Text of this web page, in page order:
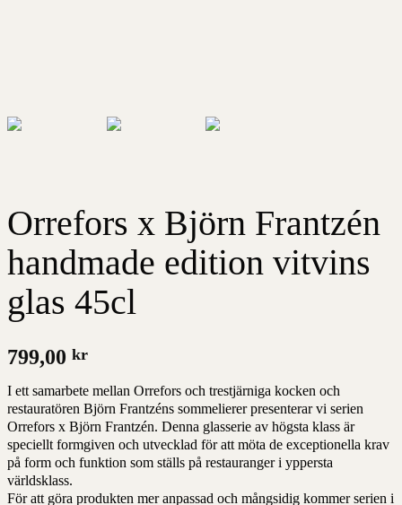
Orrefors x Björn Frantzén
handmade edition vitvins
glas 45cl
799,00 kr
I ett samarbete mellan Orrefors och trestjärniga kocken och
restauratören Björn Frantzéns sommelierer presenterar vi serien
Orrefors x Björn Frantzén. Denna glasserie av högsta klass är
speciellt formgiven och utvecklad för att möta de exceptionella krav
på form och funktion som ställs på restauranger i yppersta
världsklass.
För att göra produkten mer anpassad och mångsidig kommer serien i